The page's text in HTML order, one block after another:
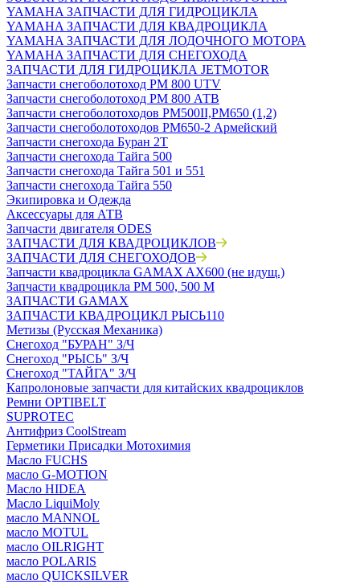
YAMAHA ЗАПЧАСТИ ДЛЯ ГИДРОЦИКЛА
YAMAHA ЗАПЧАСТИ ДЛЯ КВАДРОЦИКЛА
YAMAHA ЗАПЧАСТИ ДЛЯ ЛОДОЧНОГО МОТОРА
YAMAHA ЗАПЧАСТИ ДЛЯ СНЕГОХОДА
ЗАПЧАСТИ ДЛЯ ГИДРОЦИКЛА JETMOTOR
Запчасти снегоболотоход РМ 800 UTV
Запчасти снегоболотоход РМ 800 АТВ
Запчасти снегоболотоходов РМ500II,РМ650 (1,2)
Запчасти снегоболотоходов РМ650-2 Армейский
Запчасти снегохода Буран 2Т
Запчасти снегохода Тайга 500
Запчасти снегохода Тайга 501 и 551
Запчасти снегохода Тайга 550
Экипировка и Одежда
Аксессуары для АТВ
Запчасти двигателя ODES
ЗАПЧАСТИ ДЛЯ КВАДРОЦИКЛОВ
ЗАПЧАСТИ ДЛЯ СНЕГОХОДОВ
Запчасти квадроцикла GAMAX AX600 (не идущ.)
Запчасти квадроцикла РМ 500, 500 М
ЗАПЧАСТИ GAMAX
ЗАПЧАСТИ КВАДРОЦИКЛ РЫСЬ110
Метизы (Русская Механика)
Снегоход "БУРАН" З/Ч
Снегоход "РЫСЬ" З/Ч
Снегоход "ТАЙГА" З/Ч
Капролоновые запчасти для китайских квадроциклов
Ремни OPTIBELT
SUPROTEC
Антифриз CoolStream
Герметики Присадки Мотохимия
Масло FUCHS
масло G-MOTION
Масло HIDEA
Масло LiquiMoly
масло MANNOL
масло MOTUL
масло OILRIGHT
масло POLARIS
масло QUICKSILVER